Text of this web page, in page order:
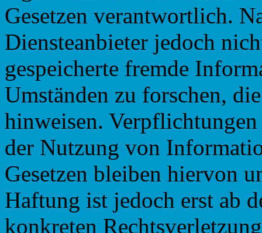
Gesetzen verantwortlich.
Diensteanbieter jedoch
gespeicherte fremde
Umständen zu forschen,
hinweisen.
der Nutzung von
Gesetzen bleiben hiervon
Haftung ist jedoch erst ab
konkreten